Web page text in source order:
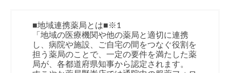
■地域連携薬局とは■※1
「地域の医療機関や他の薬局と適切に連携
し、病院や施設、ご自宅の間をつなぐ役割を
担う薬局のことで、一定の要件を満たした薬
局が、各都道府県知事から認定されます。